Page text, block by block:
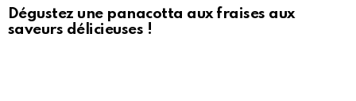
Dégustez une panacotta aux fraises aux
saveurs délicieuses !